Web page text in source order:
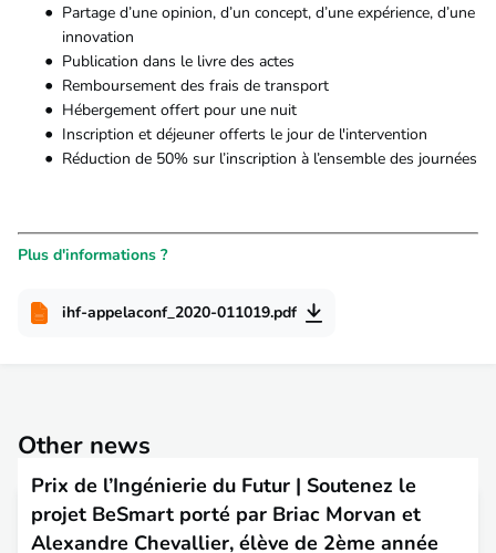
Partage d’une opinion, d’un concept, d’une expérience, d’une
innovation
Publication dans le livre des actes
Remboursement des frais de transport
Hébergement offert pour une nuit
Inscription et déjeuner offerts le jour de l'intervention
Réduction de 50% sur l’inscription à l’ensemble des journées
Plus d'informations ?
ihf-appelaconf_2020-011019.pdf
Other news
Prix de l’Ingénierie du Futur | Soutenez le
projet BeSmart porté par Briac Morvan et
Alexandre Chevallier, élève de 2ème année